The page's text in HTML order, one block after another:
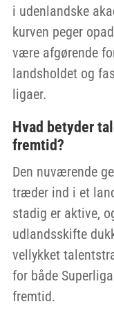
i udenlandske
kurven peger
være afgørende
landsholdet og
ligaer.
Hvad betyder
fremtid?
Den nuværende
træder ind i et
stadig er aktive,
udlandsskifte
vellykket
for både
fremtid.